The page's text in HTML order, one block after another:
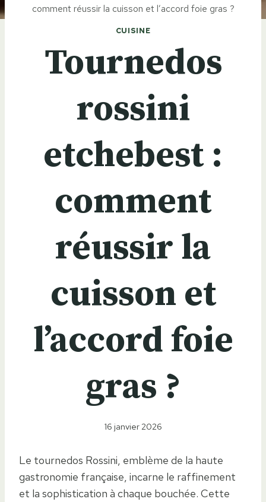
comment réussir la cuisson et l’accord foie gras ?
CUISINE
Tournedos
rossini
etchebest :
comment
réussir la
cuisson et
l’accord foie
gras ?
16 janvier 2026
Le tournedos Rossini, emblème de la haute
gastronomie française, incarne le raffinement
et la sophistication à chaque bouchée. Cette